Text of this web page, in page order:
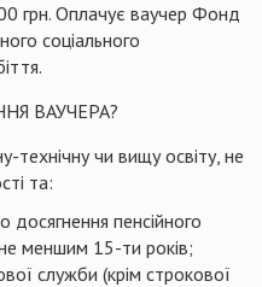
грн. Оплачує ваучер Фонд
соціального
ВАУЧЕРА?
технічну чи вищу освіту, не
та:
досягнення пенсійного
меншим 15-ти років;
служби (крім строкової